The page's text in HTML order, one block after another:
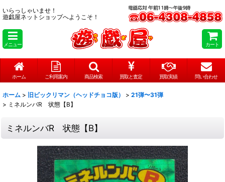
いらっしゃいませ！
遊戯屋ネットショップへようこそ！
メニュー カート
ホーム ご利用案内 商品検索 買取と査定 買取実績 問い合わせ
ホーム > 旧ビックリマン（ヘッドチョコ版） > 21弾〜31弾
> ミネルンバR 状態【B】
ミネルンバR 状態【B】